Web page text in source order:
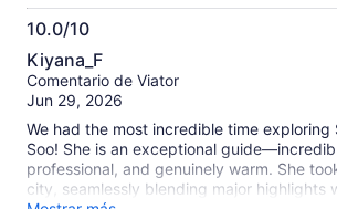
10.0/10
10.0
de
10
Kiyana_F
Comentario de Viator
Jun 29, 2026
We had the most incredible time exploring
Soo! She is an exceptional
professional, and genuinely warm. She
city, seamlessly blending major highlights